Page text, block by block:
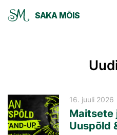
SAKA MÕIS
16. juuli 2026
Maitsete
Uuspõld